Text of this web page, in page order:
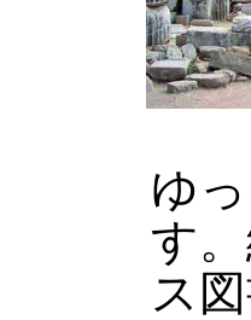
ゆ
す
ス